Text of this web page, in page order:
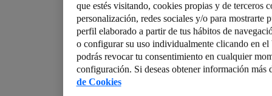
que estés visitando, cookies propias y de terceros
personalización, redes sociales y/o para mostrarte
perfil elaborado a partir de tus hábitos de
o configurar su uso individualmente clicando en
podrás revocar tu consentimiento en cualquier
configuración. Si deseas obtener información más
de Cookies